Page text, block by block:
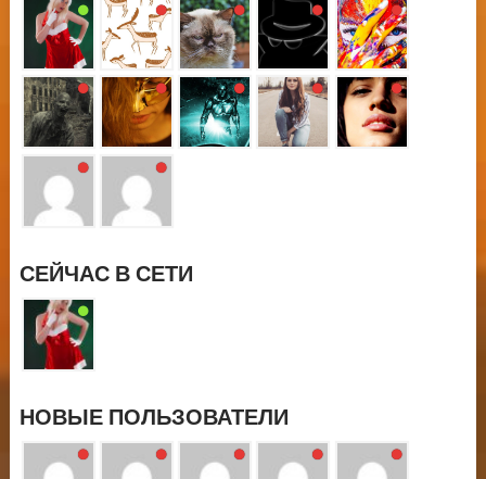
СЕЙЧАС В СЕТИ
НОВЫЕ ПОЛЬЗОВАТЕЛИ